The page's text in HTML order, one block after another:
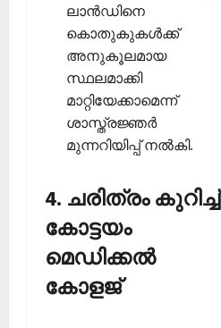
ലാന്‍ഡിനെ
കൊതുകുകള്‍ക്ക്
അനുകൂലമായ
സ്ഥലമാക്കി
മാറ്റിയേക്കാമെന്ന്
ശാസ്ത്രജ്ഞര്‍
മുന്നറിയിപ്പ് നല്‍കി.
4. ചരിത്രം കുറിച്ച്
കോട്ടയം
മെഡിക്കല്‍
കോളജ്